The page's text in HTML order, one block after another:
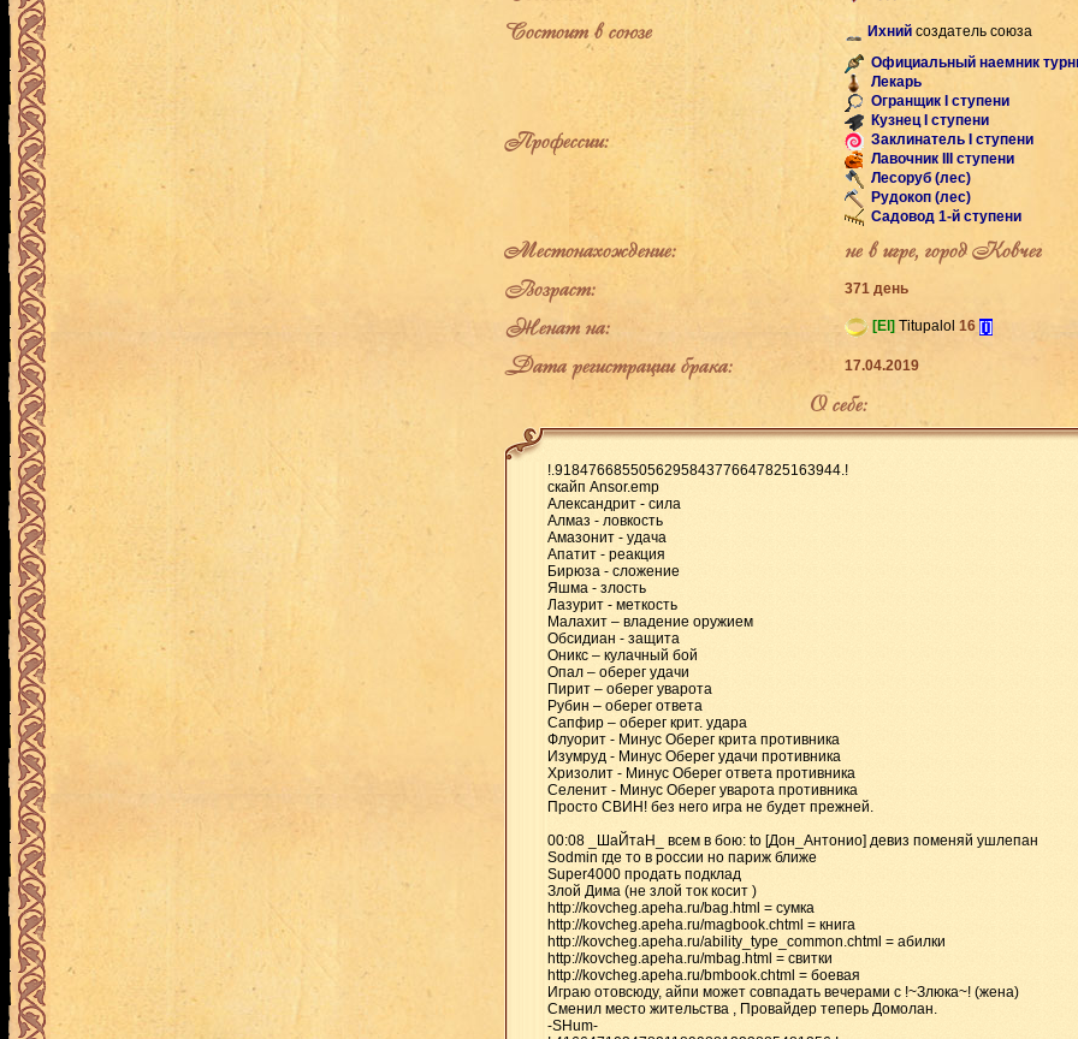
Состоит в союзе Ихний создатель союза
Профессии:
Официальный наемник
Лекарь
Огранщик I ступени
Кузнец I ступени
Заклинатель I ступени
Лавочник III ступени
Лесоруб (лес)
Рудокоп (лес)
Садовод 1-й ступени
Местонахождение:
не в игре, город Ковчег
Возраст:
371 день
Женат на: [El] Titupalol 16 [i]
Дата регистрации брака: 17.04.2019
О себе:
!.9184766855056295843776647825163944.!
скайп Ansor.emp
Александрит - сила
Алмаз - ловкость
Амазонит - удача
Апатит - реакция
Бирюза - сложение
Яшма - злость
Лазурит - меткость
Малахит – владение оружием
Обсидиан - защита
Оникс – кулачный бой
Опал – оберег удачи
Пирит – оберег уварота
Рубин – оберег ответа
Сапфир – оберег крит. удара
Флуорит - Минус Оберег крита противника
Изумруд - Минус Оберег удачи противника
Хризолит - Минус Оберег ответа противника
Селенит - Минус Оберег уварота противника
Просто СВИН! без него игра не будет прежней.
00:08 _ШаЙтаН_ всем в бою: to [Дон_Антонио] девиз поменяй ушлепан
Sodmin где то в россии но париж ближе
Super4000 продать подклад
Злой Дима (не злой ток косит )
http://kovcheg.apeha.ru/bag.html = сумка
http://kovcheg.apeha.ru/magbook.chtml = книга
http://kovcheg.apeha.ru/ability_type_common.chtml = абилки
http://kovcheg.apeha.ru/mbag.html = свитки
http://kovcheg.apeha.ru/bmbook.chtml = боевая
Играю отовсюду, айпи может совпадать вечерами с !~Злюка~! (жена)
Сменил место жительства , Провайдер теперь Домолан.
-SHum-